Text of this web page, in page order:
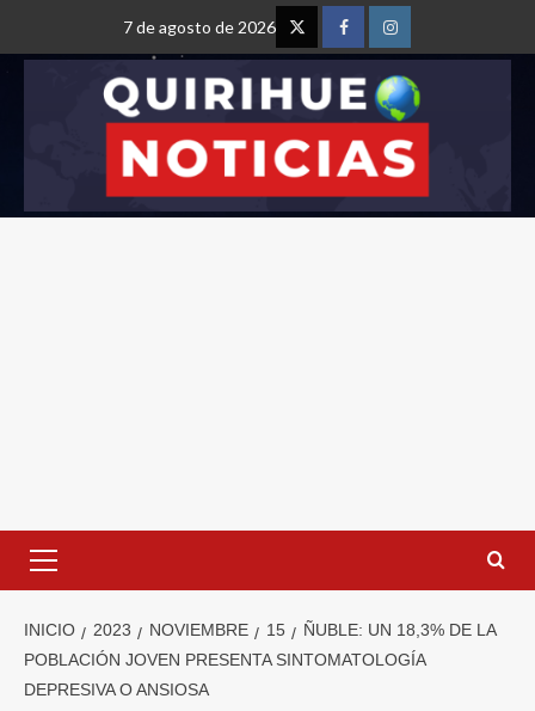
7 de agosto de 2026
INICIO 2023 NOVIEMBRE 15
ÑUBLE: UN 18,3% DE LA
POBLACIÓN JOVEN PRESENTA SINTOMATOLOGÍA
DEPRESIVA O ANSIOSA